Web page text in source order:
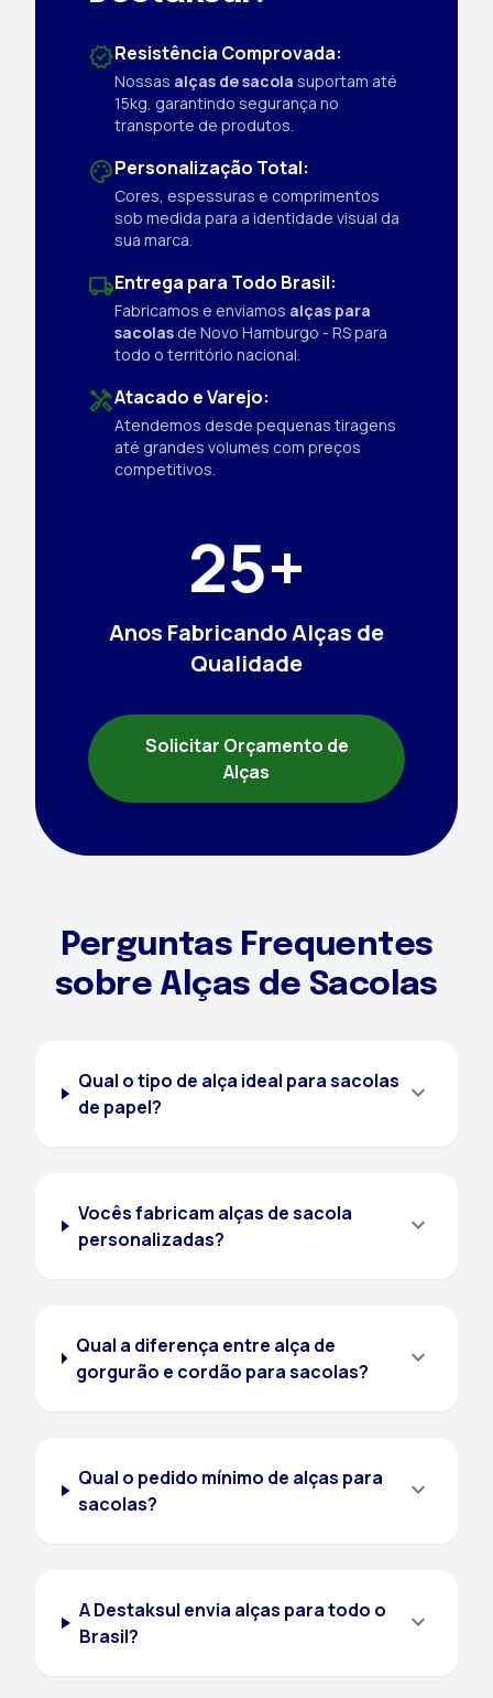
verifiedResistência Comprovada:
Nossas alças de sacola suportam até
15kg, garantindo segurança no
transporte de produtos.
palettePersonalização Total:
Cores, espessuras e comprimentos
sob medida para a identidade visual da
sua marca.
local_shippingEntrega para Todo Brasil:
Fabricamos e enviamos alças para
sacolas de Novo Hamburgo - RS para
todo o território nacional.
handymanAtacado e Varejo:
Atendemos desde pequenas tiragens
até grandes volumes com preços
competitivos.
25+
Anos Fabricando Alças de
Qualidade
Solicitar Orçamento de
Alças
Perguntas Frequentes
sobre Alças de Sacolas
Qual o tipo de alça ideal para sacolas
de papel?
expand_more
Vocês fabricam alças de sacola
personalizadas?
expand_more
Qual a diferença entre alça de
gorgurão e cordão para sacolas?
expand_more
Qual o pedido mínimo de alças para
sacolas?
expand_more
A Destaksul envia alças para todo o
Brasil?
expand_more